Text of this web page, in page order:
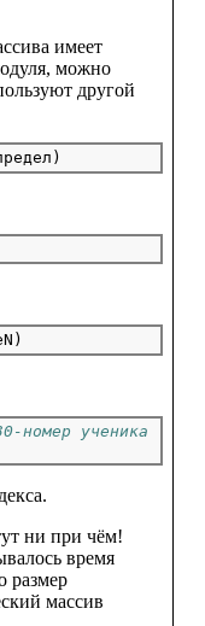
имеет
можно
другой
номер ученика
ни при чём!
время
размер
массив